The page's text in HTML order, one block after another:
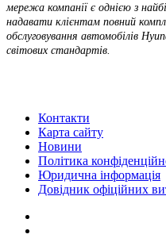
мережа компанії є однією з
надавати клієнтам повний
обслуговування автомобілів
світових стандартів.
Контакти
Карта сайту
Новини
Політика
Юридична інформація
Довідник офіційних